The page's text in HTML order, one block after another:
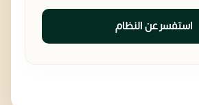
استفسر عن النظام